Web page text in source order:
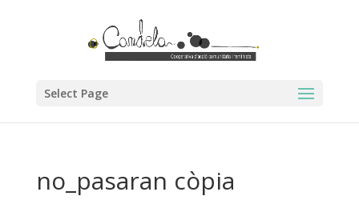
Select Page
no_pasaran còpia